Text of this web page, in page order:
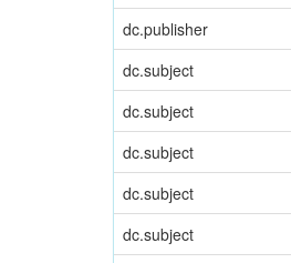
dc.publisher
dc.subject
dc.subject
dc.subject
dc.subject
dc.subject